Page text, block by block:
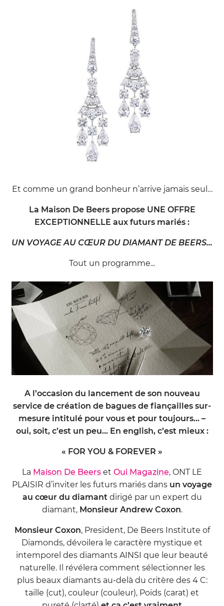
Et comme un grand bonheur n’arrive jamais seul…
La Maison De Beers propose UNE OFFRE
EXCEPTIONNELLE aux futurs mariés :
UN VOYAGE AU CŒUR DU DIAMANT DE BEERS…
Tout un programme...
A l’occasion du lancement de son nouveau
service de création de bagues de fiançailles sur-
mesure intitulé pour vous et pour toujours... –
oui, soit, c’est un peu... En english, c’est mieux :
« FOR YOU & FOREVER »
La Maison De Beers et Oui Magazine, ONT LE
PLAISIR d’inviter les futurs mariés dans un voyage
au cœur du diamantdirigé par un expert du
diamant, Monsieur Andrew Coxon.
Monsieur Coxon, President, De Beers Institute of
Diamonds, dévoilera le caractère mystique et
intemporel des diamants AINSI que leur beauté
naturelle. Il révélera comment sélectionner les
plus beaux diamants au-delà du critère des 4 C:
taille (cut), couleur (couleur), Poids (carat) et